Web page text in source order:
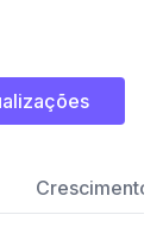
Crescimento